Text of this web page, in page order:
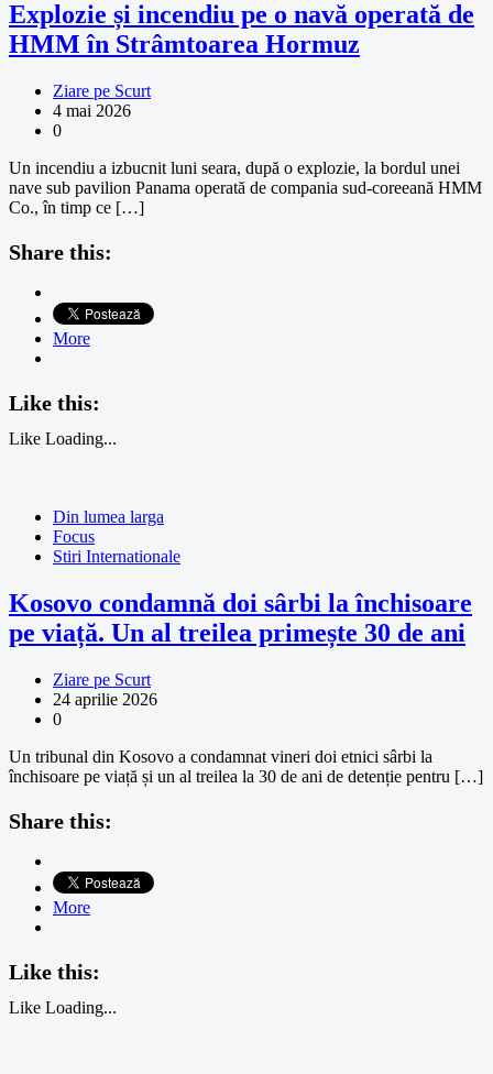
Explozie și incendiu pe o navă operată de
HMM în Strâmtoarea Hormuz
Ziare pe Scurt
4 mai 2026
0
Un incendiu a izbucnit luni seara, după o explozie, la bordul unei
nave sub pavilion Panama operată de compania sud-coreeană HMM
Co., în timp ce […]
Share this:
More
Like this:
Like Loading...
Din lumea larga
Focus
Stiri Internationale
Kosovo condamnă doi sârbi la închisoare
pe viață. Un al treilea primește 30 de ani
Ziare pe Scurt
24 aprilie 2026
0
Un tribunal din Kosovo a condamnat vineri doi etnici sârbi la
închisoare pe viață și un al treilea la 30 de ani de detenție pentru […]
Share this:
More
Like this:
Like Loading...